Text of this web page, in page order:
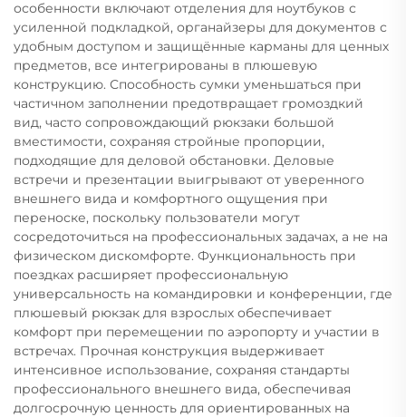
особенности включают отделения для ноутбуков с
усиленной подкладкой, органайзеры для документов с
удобным доступом и защищённые карманы для ценных
предметов, все интегрированы в плюшевую
конструкцию. Способность сумки уменьшаться при
частичном заполнении предотвращает громоздкий
вид, часто сопровождающий рюкзаки большой
вместимости, сохраняя стройные пропорции,
подходящие для деловой обстановки. Деловые
встречи и презентации выигрывают от уверенного
внешнего вида и комфортного ощущения при
переноске, поскольку пользователи могут
сосредоточиться на профессиональных задачах, а не на
физическом дискомфорте. Функциональность при
поездках расширяет профессиональную
универсальность на командировки и конференции, где
плюшевый рюкзак для взрослых обеспечивает
комфорт при перемещении по аэропорту и участии в
встречах. Прочная конструкция выдерживает
интенсивное использование, сохраняя стандарты
профессионального внешнего вида, обеспечивая
долгосрочную ценность для ориентированных на